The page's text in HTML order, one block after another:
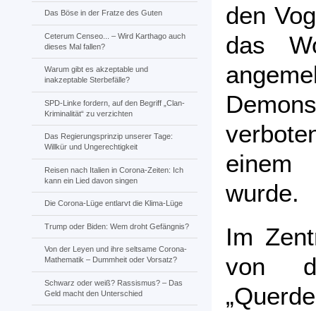
Das Böse in der Fratze des Guten
Ceterum Censeo... – Wird Karthago auch
dieses Mal fallen?
Warum gibt es akzeptable und
inakzeptable Sterbefälle?
SPD-Linke fordern, auf den Begriff „Clan-
Kriminalität“ zu verzichten
Das Regierungsprinzip unserer Tage:
Willkür und Ungerechtigkeit
Reisen nach Italien in Corona-Zeiten: Ich
kann ein Lied davon singen
Die Corona-Lüge entlarvt die Klima-Lüge
Trump oder Biden: Wem droht Gefängnis?
Von der Leyen und ihre seltsame Corona-
Mathematik – Dummheit oder Vorsatz?
Schwarz oder weiß? Rassismus? – Das
Geld macht den Unterschied
den
das
einem
wurde.
Im
von